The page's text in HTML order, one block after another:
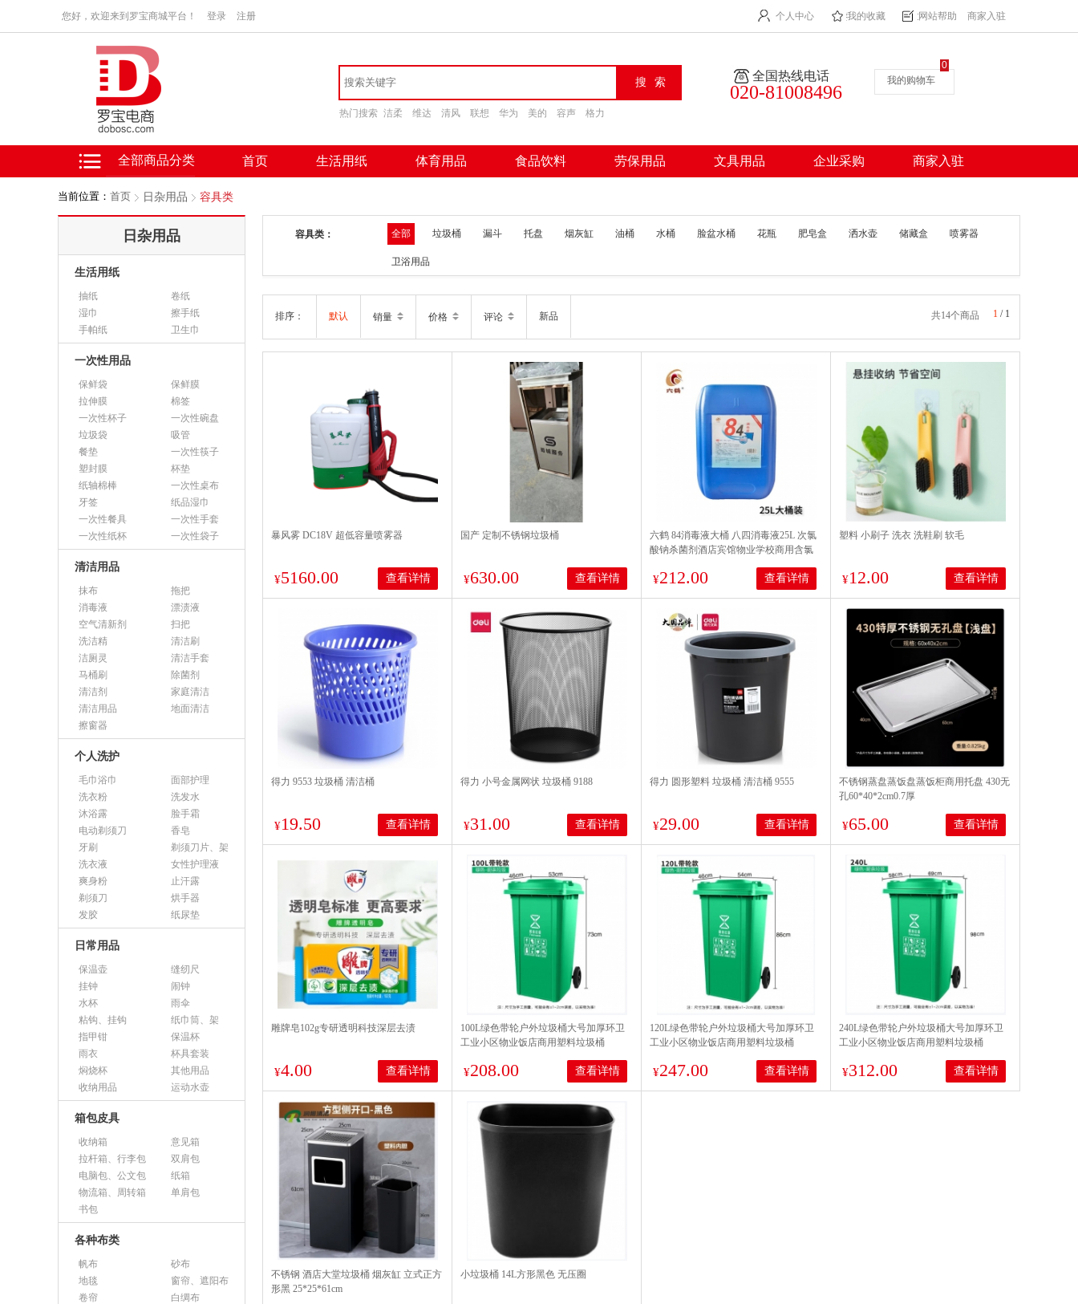
您好，欢迎来到罗宝商城平台！ 登录 注册 个人中心 我的收藏 网站帮助 商家入驻
热门搜索 洁柔 维达 清风 联想 华为 美的 容声 格力
全国热线电话
020-81008496
我的购物车
0
全部商品分类 首页 生活用纸 体育用品 食品饮料 劳保用品 文具用品 企业采购 商家入驻
当前位置： 首页 日杂用品 容具类
日杂用品
生活用纸
抽纸
卷纸
湿巾
擦手纸
手帕纸
卫生巾
一次性用品
保鲜袋
保鲜膜
拉伸膜
棉签
一次性杯子
一次性碗盘
垃圾袋
吸管
餐垫
一次性筷子
塑封膜
杯垫
纸轴棉棒
一次性桌布
牙签
纸品湿巾
一次性餐具
一次性手套
一次性纸杯
一次性袋子
清洁用品
抹布
拖把
消毒液
漂渍液
空气清新剂
扫把
洗洁精
清洁刷
洁厕灵
清洁手套
马桶刷
除菌剂
清洁剂
家庭清洁
清洁用品
地面清洁
擦窗器
个人洗护
毛巾浴巾
面部护理
洗衣粉
洗发水
沐浴露
脸手霜
电动剃须刀
香皂
牙刷
剃须刀片、架
洗衣液
女性护理液
爽身粉
止汗露
剃须刀
烘手器
发胶
纸尿垫
日常用品
保温壶
缝纫尺
挂钟
闹钟
水杯
雨伞
粘钩、挂钩
纸巾筒、架
指甲钳
保温杯
雨衣
杯具套装
焖烧杯
其他用品
收纳用品
运动水壶
箱包皮具
收纳箱
意见箱
拉杆箱、行李包
双肩包
电脑包、公文包
纸箱
物流箱、周转箱
单肩包
书包
各种布类
帆布
砂布
地毯
窗帘、遮阳布
卷帘
白绸布
容具类： 全部 垃圾桶 漏斗 托盘 烟灰缸 油桶 水桶 脸盆水桶 花瓶 肥皂盒 洒水壶 储藏盒 喷雾器
卫浴用品
排序： 默认 销量 价格 评论 新品 共14个商品 1 / 1
暴风雾 DC18V 超低容量喷雾器
¥5160.00 查看详情
国产 定制不锈钢垃圾桶
¥630.00 查看详情
六鹤 84消毒液大桶 八四消毒液25L 次氯
酸钠杀菌剂酒店宾馆物业学校商用含氯
¥212.00 查看详情
塑料 小刷子 洗衣 洗鞋刷 软毛
¥12.00 查看详情
得力 9553 垃圾桶 清洁桶
¥19.50 查看详情
得力 小号金属网状 垃圾桶 9188
¥31.00 查看详情
得力 圆形塑料 垃圾桶 清洁桶 9555
¥29.00 查看详情
不锈钢蒸盘蒸饭盘蒸饭柜商用托盘 430无
孔60*40*2cm0.7厚
¥65.00 查看详情
雕牌皂102g专研透明科技深层去渍
¥4.00 查看详情
100L绿色带轮户外垃圾桶大号加厚环卫
工业小区物业饭店商用塑料垃圾桶
¥208.00 查看详情
120L绿色带轮户外垃圾桶大号加厚环卫
工业小区物业饭店商用塑料垃圾桶
¥247.00 查看详情
240L绿色带轮户外垃圾桶大号加厚环卫
工业小区物业饭店商用塑料垃圾桶
¥312.00 查看详情
不锈钢 酒店大堂垃圾桶 烟灰缸 立式正方
形黑 25*25*61cm
小垃圾桶 14L方形黑色 无压圈